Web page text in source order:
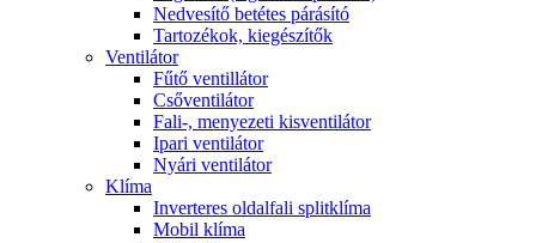
Nedvesítő betétes párásító
Tartozékok, kiegészítők
Ventilátor
Fűtő ventillátor
Csőventilátor
Fali-, menyezeti kisventilátor
Ipari ventilátor
Nyári ventilátor
Klíma
Inverteres oldalfali splitklíma
Mobil klíma